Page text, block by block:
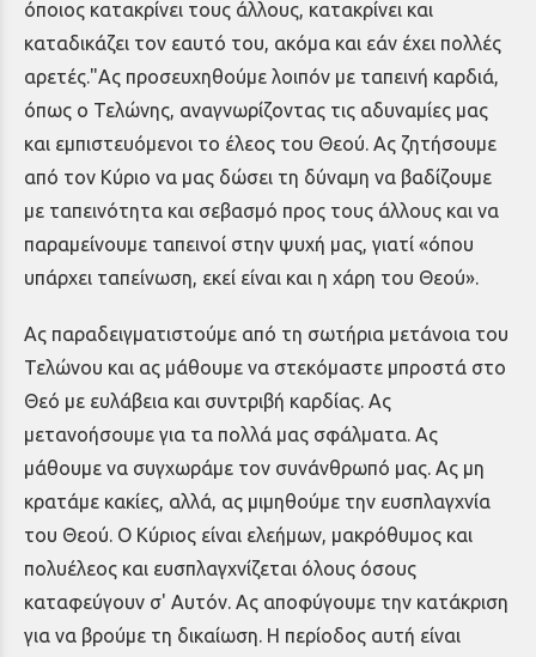
όποιος κατακρίνει τους άλλους, κατακρίνει και
καταδικάζει τον εαυτό του, ακόμα και εάν έχει πολλές
αρετές."Ας προσευχηθούμε λοιπόν με ταπεινή καρδιά,
όπως ο Τελώνης, αναγνωρίζοντας τις αδυναμίες μας
και εμπιστευόμενοι το έλεος του Θεού. Ας ζητήσουμε
από τον Κύριο να μας δώσει τη δύναμη να βαδίζουμε
με ταπεινότητα και σεβασμό προς τους άλλους και να
παραμείνουμε ταπεινοί στην ψυχή μας, γιατί «όπου
υπάρχει ταπείνωση, εκεί είναι και η χάρη του Θεού».
Ας παραδειγματιστούμε από τη σωτήρια μετάνοια του
Τελώνου και ας μάθουμε να στεκόμαστε μπροστά στο
Θεό με ευλάβεια και συντριβή καρδίας. Ας
μετανοήσουμε για τα πολλά μας σφάλματα. Ας
μάθουμε να συγχωράμε τον συνάνθρωπό μας. Ας μη
κρατάμε κακίες, αλλά, ας μιμηθούμε την ευσπλαγχνία
του Θεού. Ο Κύριος είναι ελεήμων, μακρόθυμος και
πολυέλεος και ευσπλαγχνίζεται όλους όσους
καταφεύγουν σ' Αυτόν. Ας αποφύγουμε την κατάκριση
για να βρούμε τη δικαίωση. Η περίοδος αυτή είναι